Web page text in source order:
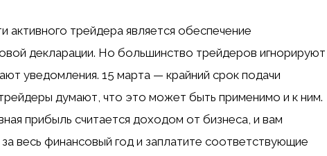
активного трейдера является обеспечение
декларации. Но большинство трейдеров игнорируют
уведомления. 15 марта — крайний срок подачи
думают, что это может быть применимо и к ним.
прибыль считается доходом от бизнеса, и вам
весь финансовый год и заплатите соответствующие